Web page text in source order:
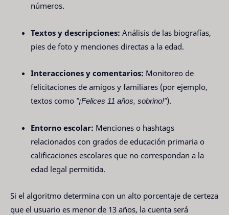
números.
Textos y descripciones: Análisis de las biografías,
pies de foto y menciones directas a la edad.
Interacciones y comentarios: Monitoreo de
felicitaciones de amigos y familiares (por ejemplo,
textos como "¡Felices 11 años, sobrino!").
Entorno escolar: Menciones o hashtags
relacionados con grados de educación primaria o
calificaciones escolares que no correspondan a la
edad legal permitida.
Si el algoritmo determina con un alto porcentaje de certeza
que el usuario es menor de 13 años, la cuenta será